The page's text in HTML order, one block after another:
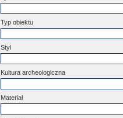
Typ obiektu
Styl
Kultura archeologiczna
Materiał